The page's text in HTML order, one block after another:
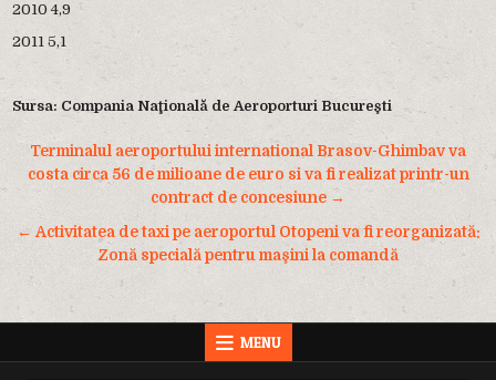
2010 4,9
2011 5,1
Sursa: Compania Naţională de Aeroporturi Bucureşti
Navigare
în
articole
Terminalul aeroportului international Brasov-Ghimbav va
costa circa 56 de milioane de euro si va fi realizat printr-un
contract de concesiune →
← Activitatea de taxi pe aeroportul Otopeni va fi reorganizată:
Zonă specială pentru maşini la comandă
MENU